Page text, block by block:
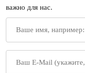
важно для нас.